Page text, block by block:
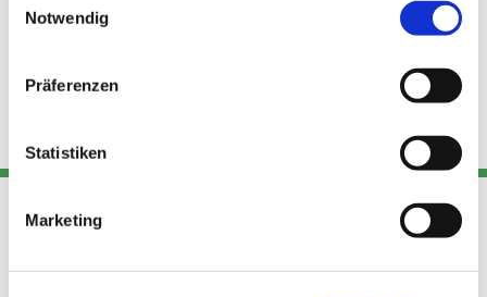
Notwendig
Präferenzen
Statistiken
Marketing
Adresse
Kont
Links